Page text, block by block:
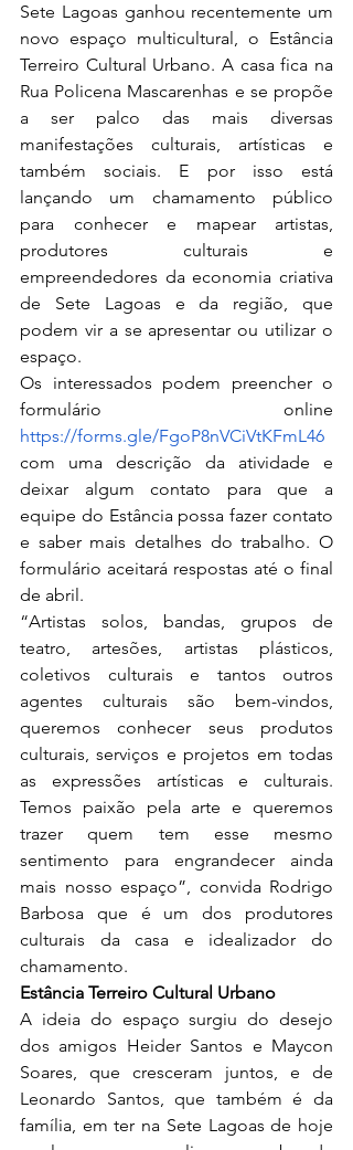
Sete Lagoas ganhou recentemente um
novo espaço multicultural, o Estância
Terreiro Cultural Urbano. A casa fica na
Rua Policena Mascarenhas e se propõe
a ser palco das mais diversas
manifestações culturais, artísticas e
também sociais. E por isso está
lançando um chamamento público
para conhecer e mapear artistas,
produtores culturais e
empreendedores da economia criativa
de Sete Lagoas e da região, que
podem vir a se apresentar ou utilizar o
espaço.
Os interessados podem preencher o
https://forms.gle/FgoP8nVCiVtKFmL46
com uma descrição da atividade e
deixar algum contato para que a
equipe do Estância possa fazer contato
e saber mais detalhes do trabalho. O
formulário aceitará respostas até o final
de abril.
“Artistas solos, bandas, grupos de
teatro, artesões, artistas plásticos,
coletivos culturais e tantos outros
agentes culturais são bem-vindos,
queremos conhecer seus produtos
culturais, serviços e projetos em todas
as expressões artísticas e culturais.
Temos paixão pela arte e queremos
trazer quem tem esse mesmo
sentimento para engrandecer ainda
mais nosso espaço”, convida Rodrigo
Barbosa que é um dos produtores
culturais da casa e idealizador do
chamamento.
Estância Terreiro Cultural Urbano
A ideia do espaço surgiu do desejo
dos amigos Heider Santos e Maycon
Soares, que cresceram juntos, e de
Leonardo Santos, que também é da
família, em ter na Sete Lagoas de hoje